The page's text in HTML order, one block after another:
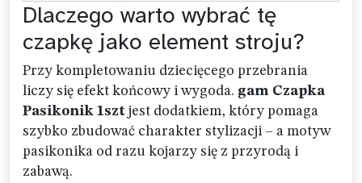
Dlaczego warto wybrać tę
czapkę jako element stroju?
Przy kompletowaniu dziecięcego przebrania
liczy się efekt końcowy i wygoda. gam Czapka
Pasikonik 1szt jest dodatkiem, który pomaga
szybko zbudować charakter stylizacji – a motyw
pasikonika od razu kojarzy się z przyrodą i
zabawą.